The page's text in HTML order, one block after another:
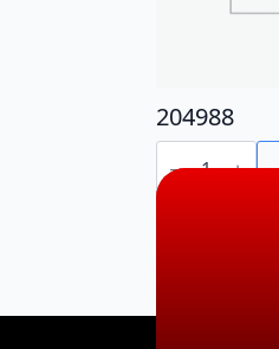
204988
204988
adet